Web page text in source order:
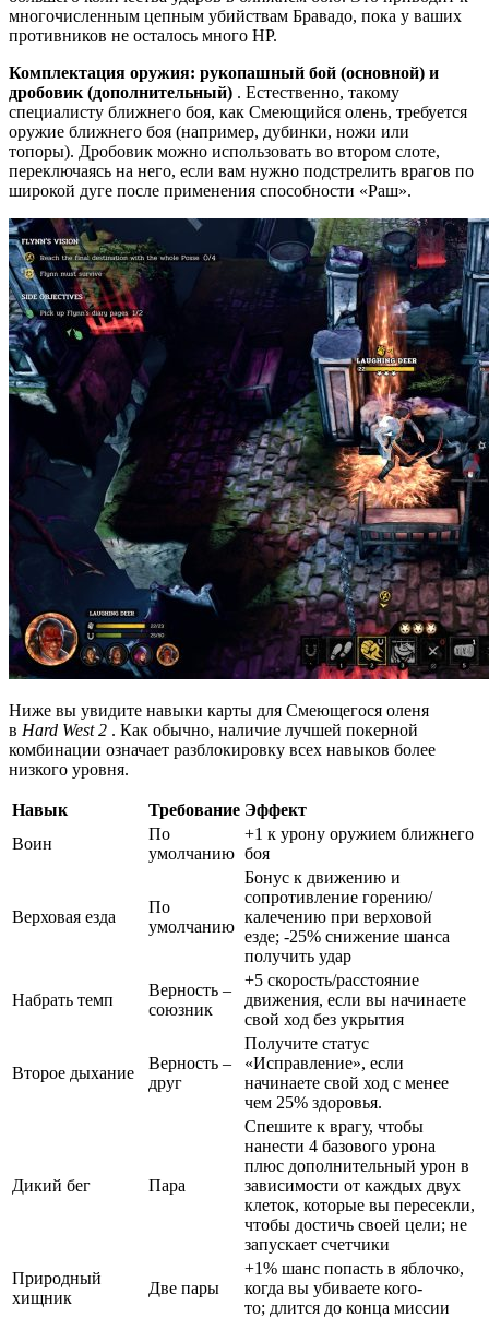
многочисленным цепным убийствам Бравадо, пока у ваших
противников не осталось много HP.
Комплектация оружия: рукопашный бой (основной) и
дробовик (дополнительный) . Естественно, такому
специалисту ближнего боя, как Смеющийся олень, требуется
оружие ближнего боя (например, дубинки, ножи или
топоры). Дробовик можно использовать во втором слоте,
переключаясь на него, если вам нужно подстрелить врагов по
широкой дуге после применения способности «Раш».
Ниже вы увидите навыки карты для Смеющегося оленя
в Hard West 2 . Как обычно, наличие лучшей покерной
комбинации означает разблокировку всех навыков более
низкого уровня.
Навык Требование Эффект
Воин
По
умолчанию
+1 к урону оружием ближнего
боя
Верховая езда
По
умолчанию
Бонус к движению и
сопротивление горению/
калечению при верховой
езде; -25% снижение шанса
получить удар
Набрать темп
Верность –
союзник
+5 скорость/расстояние
движения, если вы начинаете
свой ход без укрытия
Второе дыхание
Верность –
друг
Получите статус
«Исправление», если
начинаете свой ход с менее
чем 25% здоровья.
Дикий бег Пара
Спешите к врагу, чтобы
нанести 4 базового урона
плюс дополнительный урон в
зависимости от каждых двух
клеток, которые вы пересекли,
чтобы достичь своей цели; не
запускает счетчики
Природный
хищник
Две пары
+1% шанс попасть в яблочко,
когда вы убиваете кого-
то; длится до конца миссии